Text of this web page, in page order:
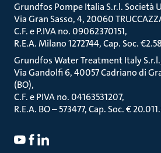
Grundfos Pompe Italia S.r.l. Società
Via Gran Sasso, 4, 20060
C.F. e P.IVA no. 09062370151
R.E.A. Milano 1272744, Cap. Soc.
Grundfos Water Treatment Italy S.r.l.
Via Gandolfi 6, 40057 Cadriano di
(BO)
C.F. e PIVA no. 04163531207
R.E.A. BO – 573477, Cap. Soc. €